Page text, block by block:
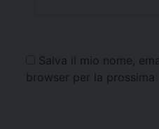
Salva il mio nome,
browser per la prossima